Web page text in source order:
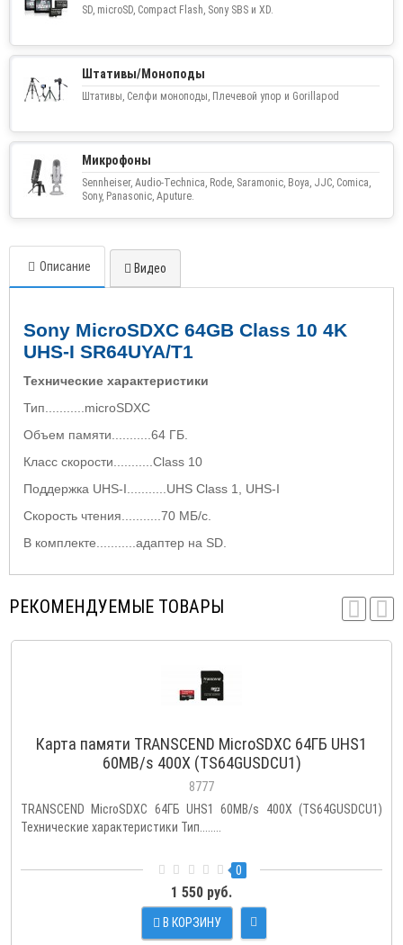
SD, microSD, Compact Flash, Sony SBS и XD.
Штативы/Моноподы
Штативы, Селфи моноподы, Плечевой упор и Gorillapod
Микрофоны
Sennheiser, Audio-Technica, Rode, Saramonic, Boya, JJC, Comica,
Sony, Panasonic, Aputure.
Описание Видео
Sony MicroSDXC 64GB Class 10 4K
UHS-I SR64UYA/T1
Технические характеристики
Тип...........microSDXC
Объем памяти...........64 ГБ.
Класс скорости...........Class 10
Поддержка UHS-I...........UHS Class 1, UHS-I
Скорость чтения...........70 МБ/с.
В комплекте...........адаптер на SD.
РЕКОМЕНДУЕМЫЕ ТОВАРЫ
Карта памяти TRANSCEND MicroSDXC 64ГБ UHS1
60MB/s 400X (TS64GUSDCU1)
8777
TRANSCEND MicroSDXC 64ГБ UHS1 60MB/s 400X (TS64GUSDCU1)
Технические характеристики Тип........
0
1 550 руб.
В КОРЗИНУ